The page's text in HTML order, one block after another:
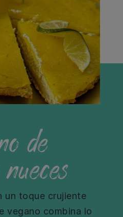
de
un toque crujiente
vegano combina lo